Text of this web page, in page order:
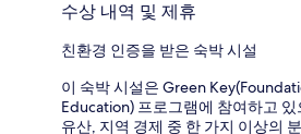
수상 내역 및 제휴
친환경 인증을 받은 숙박 시설
이 숙박 시설은 Green
Education) 프로그램에 참여하고
유산, 지역 경제 중 한 가지 이상의